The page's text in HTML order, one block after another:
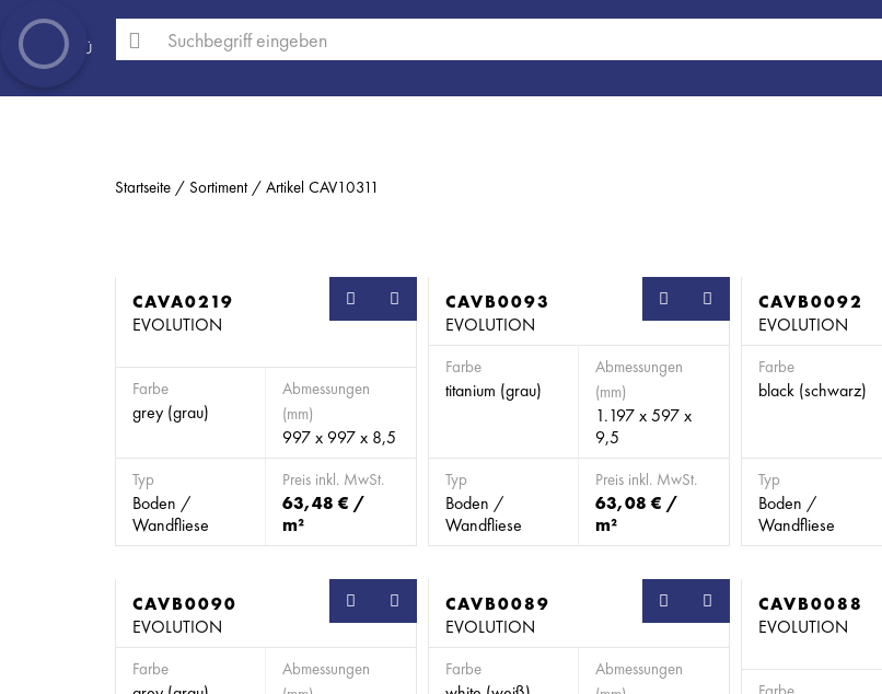
MENÜ
Startseite Sortiment Artikel CAV10311
CAVA0219
EVOLUTION
Farbe
grey (grau)
Abmessungen
(mm)
997 x 997 x 8,5
Typ
Boden /
Wandfliese
Preis inkl. MwSt.
63,48 € /
m²
CAVB0093
EVOLUTION
Farbe
titanium (grau)
Abmessungen
(mm)
1.197 x 597 x
9,5
Typ
Boden /
Wandfliese
Preis inkl. MwSt.
63,08 € /
m²
CAVB0092
EVOLUTION
Farbe
black (schwarz)
Typ
Boden /
Wandfliese
CAVB0090
EVOLUTION
Farbe
Abmessungen
CAVB0089
EVOLUTION
Farbe
Abmessungen
CAVB0088
EVOLUTION